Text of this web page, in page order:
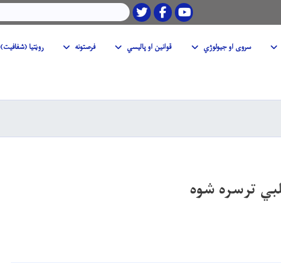
Youtube
Facebook
Twitter
لټون
سروی او جیولوژي قوانین او پالیسي فرصتونه روڼتیا (شفافیت)
ترسره شوه